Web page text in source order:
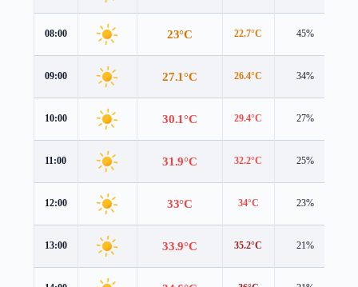
08:00 23°C 22.7°C 45%
09:00 27.1°C 26.4°C 34%
10:00 30.1°C 29.4°C 27%
11:00 31.9°C 32.2°C 25%
12:00 33°C 34°C 23%
13:00 33.9°C 35.2°C 21%